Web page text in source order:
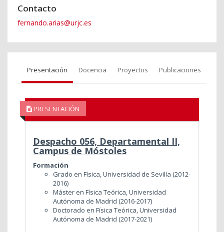
Contacto
fernando.arias@urjc.es
Presentación Docencia Proyectos Publicaciones
PRESENTACIÓN
Despacho 056, Departamental II,
Campus de Móstoles
Formación
Grado en Física, Universidad de Sevilla (2012-
2016)
Máster en Física Teórica, Universidad
Autónoma de Madrid (2016-2017)
Doctorado en Física Teórica, Universidad
Autónoma de Madrid (2017-2021)